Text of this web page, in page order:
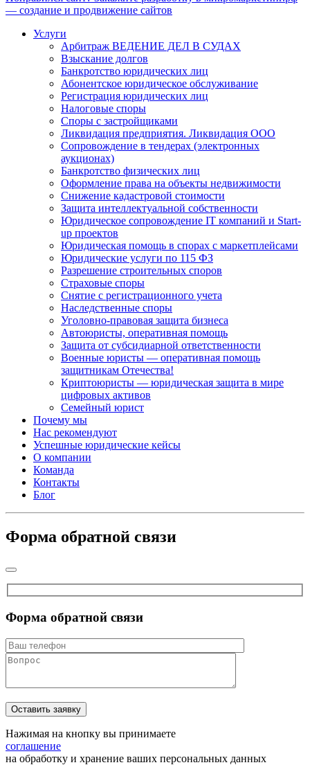
— создание и продвижение сайтов
Услуги
Арбитраж ВЕДЕНИЕ ДЕЛ В СУДАХ
Взыскание долгов
Банкротство юридических лиц
Абонентское юридическое обслуживание
Регистрация юридических лиц
Налоговые споры
Споры с застройщиками
Ликвидация предприятия. Ликвидация ООО
Сопровождение в тендерах (электронных
аукционах)
Банкротство физических лиц
Оформление права на объекты недвижимости
Снижение кадастровой стоимости
Защита интеллектуальной собственности
Юридическое сопровождение IT компаний и Start-
up проектов
Юридическая помощь в спорах с маркетплейсами
Юридические услуги по 115 ФЗ
Разрешение строительных споров
Страховые споры
Снятие с регистрационного учета
Наследственные споры
Уголовно-правовая защита бизнеса
Автоюристы, оперативная помощь
Защита от субсидиарной ответственности
Военные юристы — оперативная помощь
защитникам Отечества!
Криптоюристы — юридическая защита в мире
цифровых активов
Семейный юрист
Почему мы
Нас рекомендуют
Успешные юридические кейсы
О компании
Команда
Контакты
Блог
Форма обратной связи
Форма обратной связи
Нажимая на кнопку вы принимаете
соглашение
на обработку и хранение ваших персональных данных